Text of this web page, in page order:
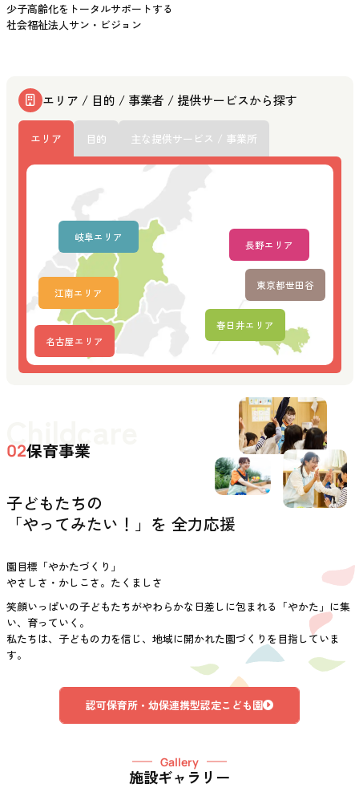
少子高齢化をトータルサポートする
社会福祉法人サン・ビジョン
エリア / 目的 / 事業者 / 提供サービスから探す
エリア 目的 主な提供サービス / 事業所
名古屋エリア
江南エリア
春日井エリア
岐阜エリア
長野エリア
東京都世田谷
Childcare
02保育事業
子どもたちの
「やってみたい！」を 全力応援
園目標「やかたづくり」
やさしさ・かしこさ。たくましさ
笑顔いっぱいの子どもたちがやわらかな日差しに包まれる「やかた」に集
い、育っていく。
私たちは、子どもの力を信じ、地域に開かれた園づくりを目指していま
す。
認可保育所・幼保連携型認定こども園
Gallery
施設ギャラリー